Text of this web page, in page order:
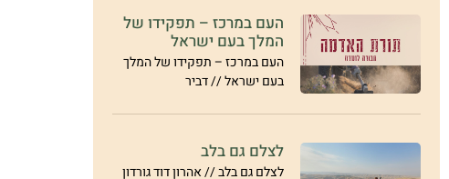
העם במרכז – תפקידו של
המלך בעם ישראל
העם במרכז – תפקידו של המלך
בעם ישראל // דביר
לצלם גם בלב
לצלם גם בלב // אהרון דוד גורדון